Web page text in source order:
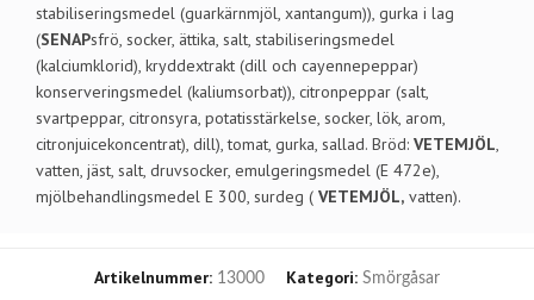
stabiliseringsmedel (guarkärnmjöl, xantangum)), gurka i lag
(SENAPsfrö, socker, ättika, salt, stabiliseringsmedel
(kalciumklorid), kryddextrakt (dill och cayennepeppar)
konserveringsmedel (kaliumsorbat)), citronpeppar (salt,
svartpeppar, citronsyra, potatisstärkelse, socker, lök, arom,
citronjuicekoncentrat), dill), tomat, gurka, sallad. Bröd: VETEMJÖL,
vatten, jäst, salt, druvsocker, emulgeringsmedel (E 472e),
mjölbehandlingsmedel E 300, surdeg ( VETEMJÖL, vatten).
Artikelnummer: 13000 Kategori: Smörgåsar